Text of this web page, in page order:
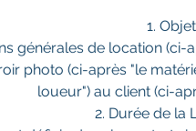
1. Objet
générales de location (ci-
photo (ci-après "le
loueur") au client (ci-
2. Durée de la